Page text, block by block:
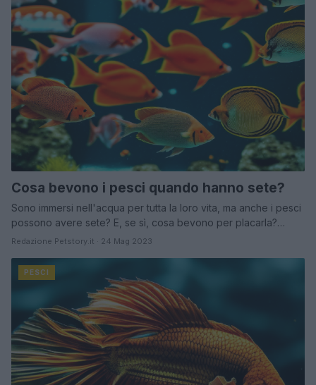
Cosa bevono i pesci quando hanno sete?
Sono immersi nell'acqua per tutta la loro vita, ma anche i pesci
possono avere sete? E, se sì, cosa bevono per placarla?…
Redazione Petstory.it · 24 Mag 2023
PESCI